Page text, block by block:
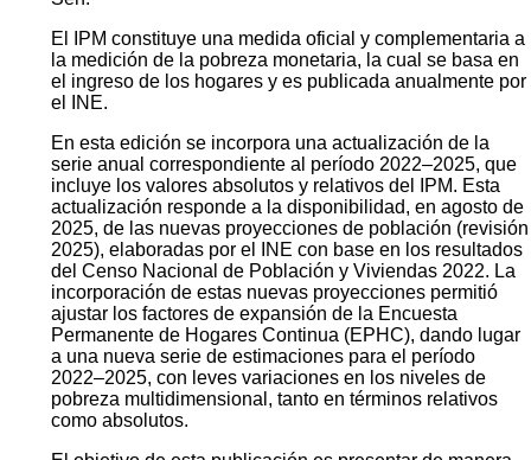
El IPM constituye una medida oficial y complementaria a
la medición de la pobreza monetaria, la cual se basa en
el ingreso de los hogares y es publicada anualmente por
el INE.
En esta edición se incorpora una actualización de la
serie anual correspondiente al período 2022–2025, que
incluye los valores absolutos y relativos del IPM. Esta
actualización responde a la disponibilidad, en agosto de
2025, de las nuevas proyecciones de población (revisión
2025), elaboradas por el INE con base en los resultados
del Censo Nacional de Población y Viviendas 2022. La
incorporación de estas nuevas proyecciones permitió
ajustar los factores de expansión de la Encuesta
Permanente de Hogares Continua (EPHC), dando lugar
a una nueva serie de estimaciones para el período
2022–2025, con leves variaciones en los niveles de
pobreza multidimensional, tanto en términos relativos
como absolutos.